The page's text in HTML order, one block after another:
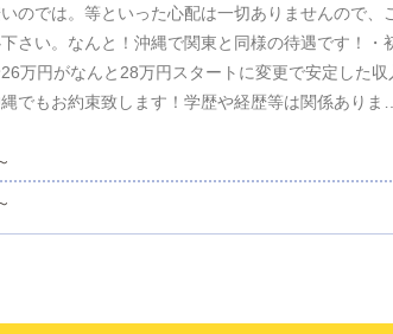
な会社ではございません。 「憧れの東京に住んで
のの、カツカツの生活…。」 「都会に実際に住ん
理想と現実は違った。」 なんて思っていません
沖縄での生活をご
しなくなるかも！？)繁華街まで10分！海まで5分！
の日はグルメやシュノーケリング、その他沖縄なら
る若者増加中♪そのおかげもあって、アネックスジ
のでは。等といった心配は一切ありませんので、
さい。なんと！沖縄で関東と同様の待遇です！・
万円がなんと28万円スタートに変更で安定した収
でもお約束致します！学歴や経歴等は関係ありませ
に3回の昇給のチャンスでどんどん昇給も可能です
しっかりして整えております！年功序列もありませ
させて頂きます！グループ共通ではありますが、下